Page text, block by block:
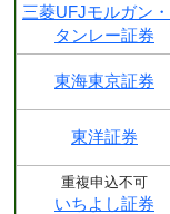
三菱UFJモルガン
タンレー証券
東海東京証券
東洋証券
重複申込不可
いちよし証券